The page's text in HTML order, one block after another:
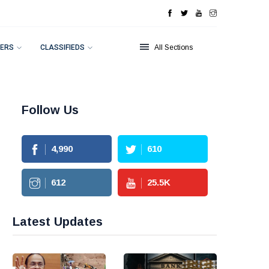
CLASSIFIEDS All Sections
Follow Us
4,990 610
612 25.5K
Latest Updates